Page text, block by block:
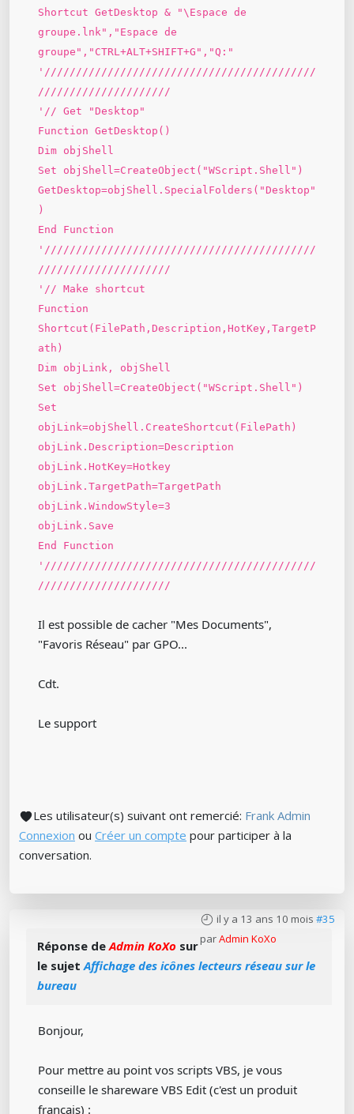
Shortcut GetDesktop & "\Espace de
groupe.lnk","Espace de
groupe","CTRL+ALT+SHIFT+G","Q:"
'///////////////////////////////////////////
/////////////////////
'// Get "Desktop"
Function GetDesktop()
Dim objShell
Set objShell=CreateObject("WScript.Shell")
GetDesktop=objShell.SpecialFolders("Desktop"
)
End Function
'///////////////////////////////////////////
/////////////////////
'// Make shortcut
Function
Shortcut(FilePath,Description,HotKey,TargetP
ath)
Dim objLink, objShell
Set objShell=CreateObject("WScript.Shell")
Set
objLink=objShell.CreateShortcut(FilePath)
objLink.Description=Description
objLink.HotKey=Hotkey
objLink.TargetPath=TargetPath
objLink.WindowStyle=3
objLink.Save
End Function
'///////////////////////////////////////////
/////////////////////
Il est possible de cacher "Mes Documents",
"Favoris Réseau" par GPO...
Cdt.
Le support
Les utilisateur(s) suivant ont remercié: Frank Admin
Connexion ou Créer un compte pour participer à la
conversation.
il y a 13 ans 10 mois #35
parAdmin KoXo
Réponse deAdmin KoXo sur
le sujetAffichage des icônes lecteurs réseau sur le
bureau
Bonjour,
Pour mettre au point vos scripts VBS, je vous
conseille le shareware VBS Edit (c'est un produit
français) :